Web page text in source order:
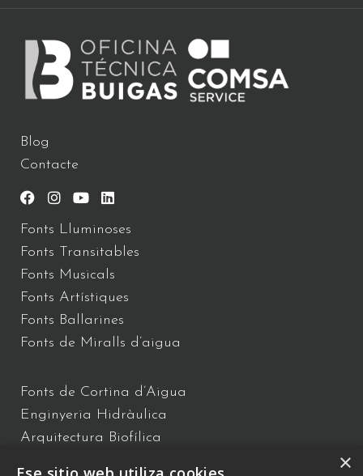
Blog
Contacte
Fonts Lluminoses
Fonts Transitables
Fonts Musicals
Fonts Artístiques
Fonts Ballarines
Fonts de Miralls d’aigua
Fonts de Cortina d’Aigua
Enginyeria Hidràulica
Arquitectura Biofílica
×